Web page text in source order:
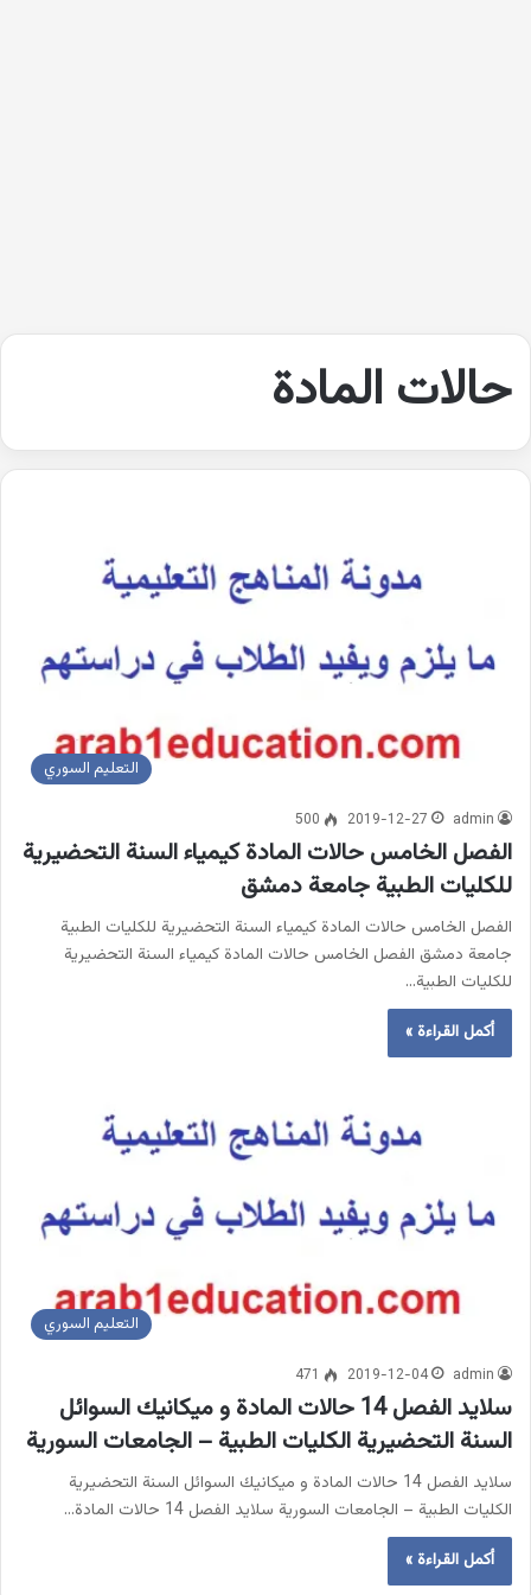
حالات المادة
التعليم السوري
admin
2019-12-27
500
الفصل الخامس حالات المادة كيمياء السنة التحضيرية
للكليات الطبية جامعة دمشق
الفصل الخامس حالات المادة كيمياء السنة التحضيرية للكليات الطبية
جامعة دمشق الفصل الخامس حالات المادة كيمياء السنة التحضيرية
للكليات الطبية…
أكمل القراءة »
التعليم السوري
admin
2019-12-04
471
سلايد الفصل 14 حالات المادة و ميكانيك السوائل
السنة التحضيرية الكليات الطبية – الجامعات السورية
سلايد الفصل 14 حالات المادة و ميكانيك السوائل السنة التحضيرية
الكليات الطبية – الجامعات السورية سلايد الفصل 14 حالات المادة…
أكمل القراءة »